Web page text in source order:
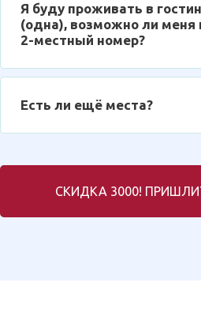
Я буду проживать в
(одна), возможно ли меня
2-местный номер?
Есть ли ещё места?
СКИДКА 3000!